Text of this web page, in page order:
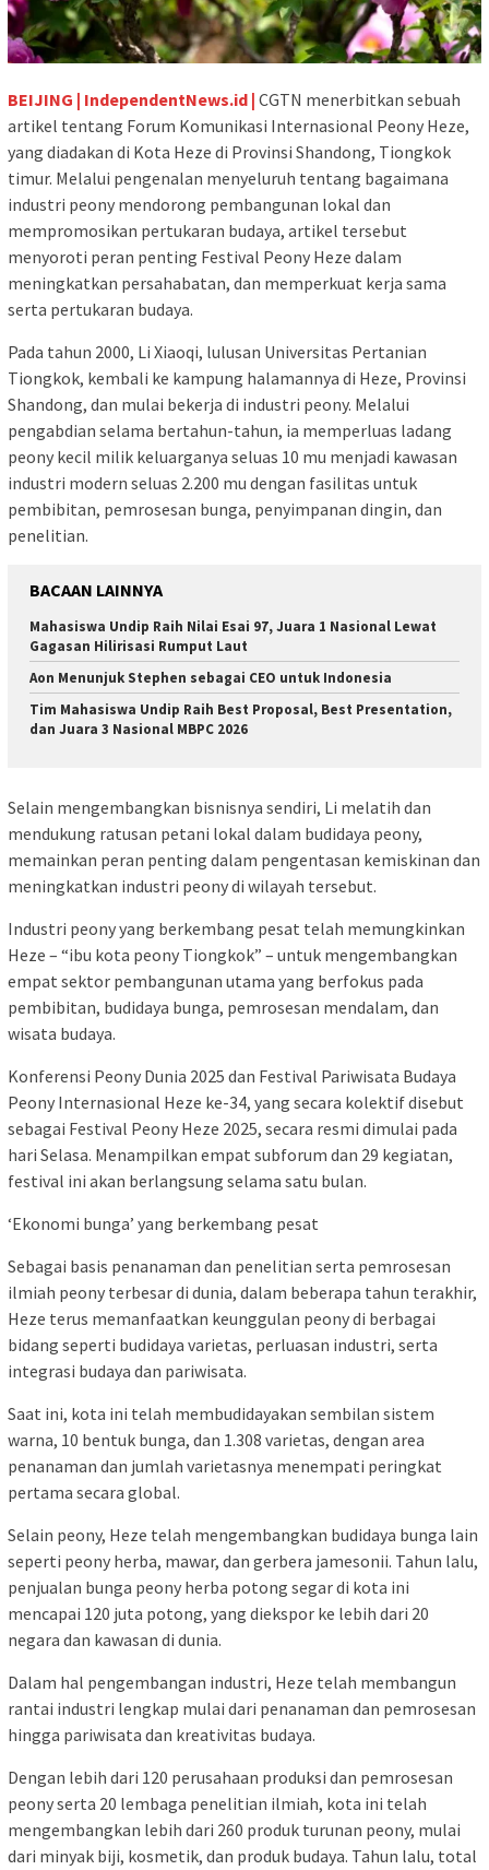
BEIJING | IndependentNews.id | CGTN menerbitkan sebuah
artikel tentang Forum Komunikasi Internasional Peony Heze,
yang diadakan di Kota Heze di Provinsi Shandong, Tiongkok
timur. Melalui pengenalan menyeluruh tentang bagaimana
industri peony mendorong pembangunan lokal dan
mempromosikan pertukaran budaya, artikel tersebut
menyoroti peran penting Festival Peony Heze dalam
meningkatkan persahabatan, dan memperkuat kerja sama
serta pertukaran budaya.
Pada tahun 2000, Li Xiaoqi, lulusan Universitas Pertanian
Tiongkok, kembali ke kampung halamannya di Heze, Provinsi
Shandong, dan mulai bekerja di industri peony. Melalui
pengabdian selama bertahun-tahun, ia memperluas ladang
peony kecil milik keluarganya seluas 10 mu menjadi kawasan
industri modern seluas 2.200 mu dengan fasilitas untuk
pembibitan, pemrosesan bunga, penyimpanan dingin, dan
penelitian.
BACAAN LAINNYA
Mahasiswa Undip Raih Nilai Esai 97, Juara 1 Nasional Lewat
Gagasan Hilirisasi Rumput Laut
Aon Menunjuk Stephen sebagai CEO untuk Indonesia
Tim Mahasiswa Undip Raih Best Proposal, Best Presentation,
dan Juara 3 Nasional MBPC 2026
Selain mengembangkan bisnisnya sendiri, Li melatih dan
mendukung ratusan petani lokal dalam budidaya peony,
memainkan peran penting dalam pengentasan kemiskinan dan
meningkatkan industri peony di wilayah tersebut.
Industri peony yang berkembang pesat telah memungkinkan
Heze – “ibu kota peony Tiongkok” – untuk mengembangkan
empat sektor pembangunan utama yang berfokus pada
pembibitan, budidaya bunga, pemrosesan mendalam, dan
wisata budaya.
Konferensi Peony Dunia 2025 dan Festival Pariwisata Budaya
Peony Internasional Heze ke-34, yang secara kolektif disebut
sebagai Festival Peony Heze 2025, secara resmi dimulai pada
hari Selasa. Menampilkan empat subforum dan 29 kegiatan,
festival ini akan berlangsung selama satu bulan.
‘Ekonomi bunga’ yang berkembang pesat
Sebagai basis penanaman dan penelitian serta pemrosesan
ilmiah peony terbesar di dunia, dalam beberapa tahun terakhir,
Heze terus memanfaatkan keunggulan peony di berbagai
bidang seperti budidaya varietas, perluasan industri, serta
integrasi budaya dan pariwisata.
Saat ini, kota ini telah membudidayakan sembilan sistem
warna, 10 bentuk bunga, dan 1.308 varietas, dengan area
penanaman dan jumlah varietasnya menempati peringkat
pertama secara global.
Selain peony, Heze telah mengembangkan budidaya bunga lain
seperti peony herba, mawar, dan gerbera jamesonii. Tahun lalu,
penjualan bunga peony herba potong segar di kota ini
mencapai 120 juta potong, yang diekspor ke lebih dari 20
negara dan kawasan di dunia.
Dalam hal pengembangan industri, Heze telah membangun
rantai industri lengkap mulai dari penanaman dan pemrosesan
hingga pariwisata dan kreativitas budaya.
Dengan lebih dari 120 perusahaan produksi dan pemrosesan
peony serta 20 lembaga penelitian ilmiah, kota ini telah
mengembangkan lebih dari 260 produk turunan peony, mulai
dari minyak biji, kosmetik, dan produk budaya. Tahun lalu, total